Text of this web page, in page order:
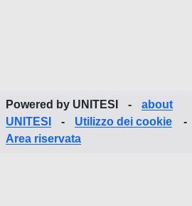
Powered by UNITESI -
about
UNITESI
- Utilizzo dei cookie
-
Area riservata